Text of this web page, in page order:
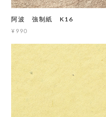
阿波 強制紙 K16
¥990